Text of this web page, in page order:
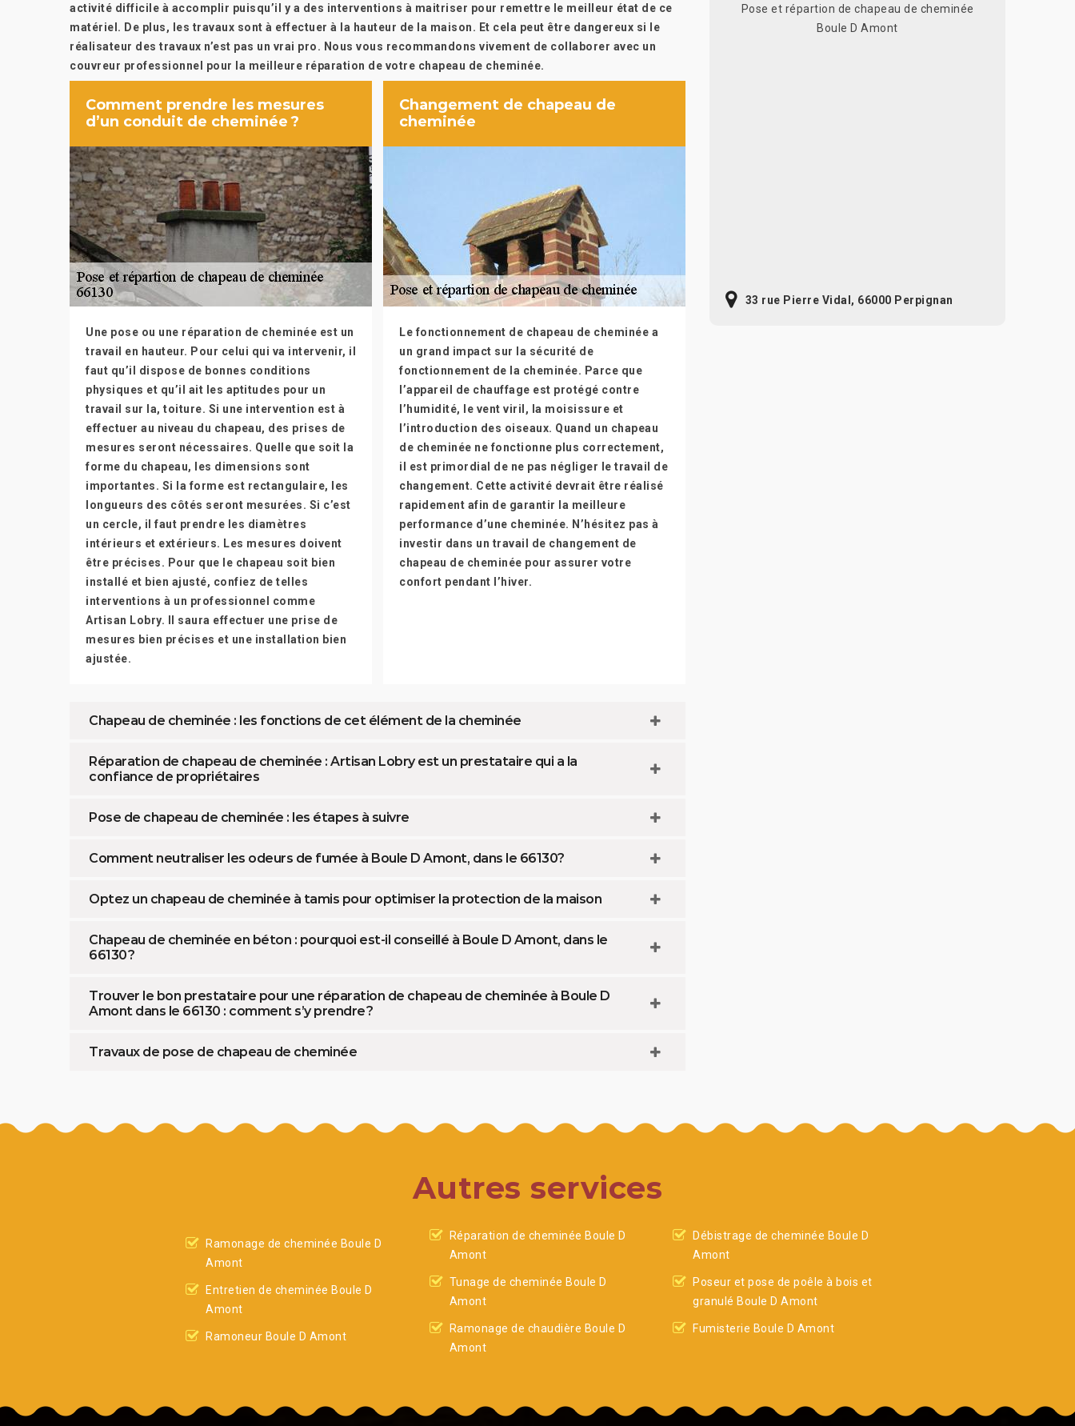
activité difficile à accomplir puisqu’il y a des interventions à maitriser pour remettre le meilleur état de ce
matériel. De plus, les travaux sont à effectuer à la hauteur de la maison. Et cela peut être dangereux si le
réalisateur des travaux n’est pas un vrai pro. Nous vous recommandons vivement de collaborer avec un
couvreur professionnel pour la meilleure réparation de votre chapeau de cheminée.
Comment prendre les mesures
d’un conduit de cheminée ?
Une pose ou une réparation de cheminée est un
travail en hauteur. Pour celui qui va intervenir, il
faut qu’il dispose de bonnes conditions
physiques et qu’il ait les aptitudes pour un
travail sur la, toiture. Si une intervention est à
effectuer au niveau du chapeau, des prises de
mesures seront nécessaires. Quelle que soit la
forme du chapeau, les dimensions sont
importantes. Si la forme est rectangulaire, les
longueurs des côtés seront mesurées. Si c’est
un cercle, il faut prendre les diamètres
intérieurs et extérieurs. Les mesures doivent
être précises. Pour que le chapeau soit bien
installé et bien ajusté, confiez de telles
interventions à un professionnel comme
Artisan Lobry. Il saura effectuer une prise de
mesures bien précises et une installation bien
ajustée.
Changement de chapeau de
cheminée
Le fonctionnement de chapeau de cheminée a
un grand impact sur la sécurité de
fonctionnement de la cheminée. Parce que
l’appareil de chauffage est protégé contre
l’humidité, le vent viril, la moisissure et
l’introduction des oiseaux. Quand un chapeau
de cheminée ne fonctionne plus correctement,
il est primordial de ne pas négliger le travail de
changement. Cette activité devrait être réalisé
rapidement afin de garantir la meilleure
performance d’une cheminée. N’hésitez pas à
investir dans un travail de changement de
chapeau de cheminée pour assurer votre
confort pendant l’hiver.
Chapeau de cheminée : les fonctions de cet élément de la cheminée
Réparation de chapeau de cheminée : Artisan Lobry est un prestataire qui a la
confiance de propriétaires
Pose de chapeau de cheminée : les étapes à suivre
Comment neutraliser les odeurs de fumée à Boule D Amont, dans le 66130?
Optez un chapeau de cheminée à tamis pour optimiser la protection de la maison
Chapeau de cheminée en béton : pourquoi est-il conseillé à Boule D Amont, dans le
66130 ?
Trouver le bon prestataire pour une réparation de chapeau de cheminée à Boule D
Amont dans le 66130 : comment s’y prendre ?
Travaux de pose de chapeau de cheminée
Pose et répartion de chapeau de cheminée
Boule D Amont
33 rue Pierre Vidal, 66000 Perpignan
Autres services
Ramonage de cheminée Boule D
Amont
Entretien de cheminée Boule D
Amont
Ramoneur Boule D Amont
Réparation de cheminée Boule D
Amont
Tunage de cheminée Boule D
Amont
Ramonage de chaudière Boule D
Amont
Débistrage de cheminée Boule D
Amont
Poseur et pose de poêle à bois et
granulé Boule D Amont
Fumisterie Boule D Amont